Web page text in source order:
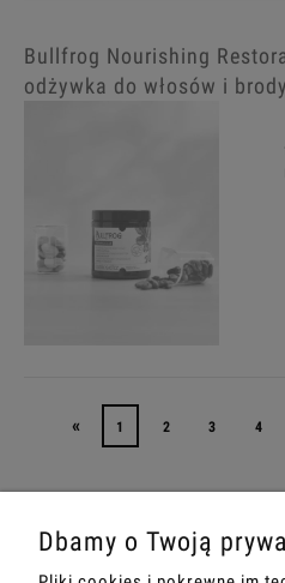
Bullfrog Nourishing
odżywka do włosów i brody
« 1 2 3 4
Dbamy o Twoją